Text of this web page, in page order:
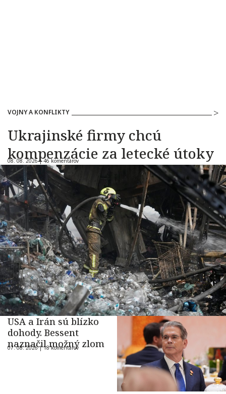
VOJNY A KONFLIKTY
Ukrajinské firmy chcú
kompenzácie za letecké útoky
08. 08. 2026 |46 komentárov
USA a Irán sú blízko
dohody. Bessent
naznačil možný zlom
07. 08. 2026 |18 komentárov